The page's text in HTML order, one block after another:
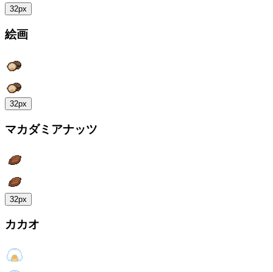
32px
絵画
32px
マカダミアナッツ
32px
カカオ